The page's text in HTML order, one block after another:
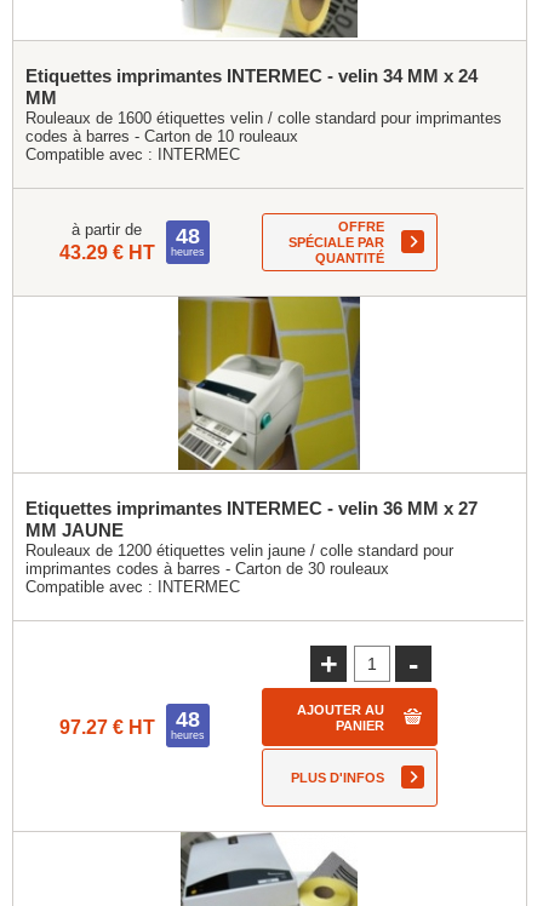
Etiquettes imprimantes INTERMEC - velin 34 MM x 24
MM
Rouleaux de 1600 étiquettes velin / colle standard pour imprimantes
codes à barres - Carton de 10 rouleaux
Compatible avec :
INTERMEC
à partir de
43.29 € HT
48
heures
OFFRE
SPÉCIALE PAR
QUANTITÉ
Etiquettes imprimantes INTERMEC - velin 36 MM x 27
MM JAUNE
Rouleaux de 1200 étiquettes velin jaune / colle standard pour
imprimantes codes à barres - Carton de 30 rouleaux
Compatible avec :
INTERMEC
97.27 € HT 48
heures
+ -
AJOUTER AU
PANIER
PLUS D'INFOS